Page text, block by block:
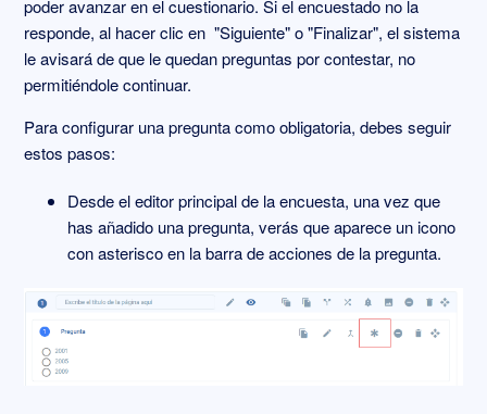
Copiar pregunta
Incluir opción de respuesta abierta "Otros"
Obligatoriedad en las preguntas
poder avanzar en el cuestionario. Si el encuestado no la
responde, al hacer clic en "Siguiente" o "Finalizar", el sistema
le avisará de que le quedan preguntas por contestar, no
permitiéndole continuar.
Para configurar una pregunta como obligatoria, debes seguir
estos pasos:
Desde el editor principal de la encuesta, una vez que
has añadido una pregunta, verás que aparece un icono
con asterisco en la barra de acciones de la pregunta.